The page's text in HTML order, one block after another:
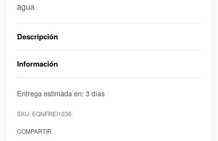
agua
Descripción
Información
Entrega estimada en: 3 días
EQNFREI1036
COMPARTIR